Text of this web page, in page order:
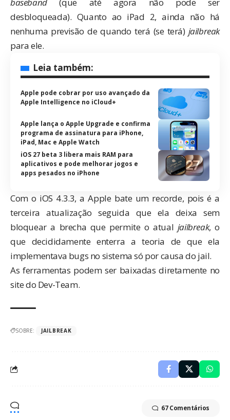
baseband(que até agora não pode ser
desbloqueada). Quanto ao iPad 2, ainda não há
nenhuma previsão de quando terá (se terá) jailbreak
para ele.
Leia também:
Apple pode cobrar por uso avançado da
Apple Intelligence no iCloud+
Apple lança o Apple Upgrade e confirma
programa de assinatura para iPhone,
iPad, Mac e Apple Watch
iOS 27 beta 3 libera mais RAM para
aplicativos e pode melhorar jogos e
apps pesados no iPhone
Com o iOS 4.3.3, a Apple bate um recorde, pois é a
terceira atualização seguida que ela deixa sem
bloquear a brecha que permite o atual jailbreak, o
que decididamente enterra a teoria de que ela
implementava bugs no sistema só por causa do jail.
As ferramentas podem ser baixadas diretamente no
site do Dev-Team.
SOBRE: JAILBREAK
67 Comentários